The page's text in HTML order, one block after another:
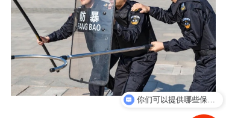
你们可以提供哪些保安服务？
你们是怎么合作的？